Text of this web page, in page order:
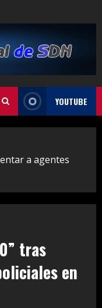
YOUTUBE
a agentes
tras
en